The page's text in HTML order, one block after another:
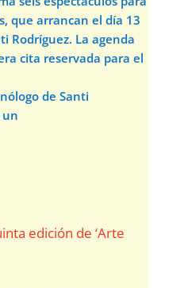
que arrancan el día 13
Rodríguez. La agenda
cita reservada para el
de Santi
un